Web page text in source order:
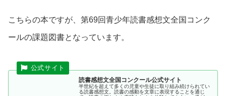
こちらの本ですが、第69回青少年読書感想文全国コンク
ールの課題図書となっています。
読書感想文全国コンクール公式サイト
半世紀を超えて多くの児童や生徒に取り組み続けられてい
る読書感想文。読書の感動を文章に表現することを通じ